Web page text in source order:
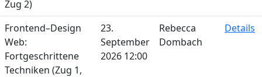
Zug 2)
Frontend–Design
Web:
Fortgeschrittene
Techniken (Zug 1,
23.
September
2026 12:00
Rebecca
Dombach
Details